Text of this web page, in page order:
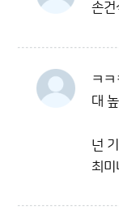
손건
ㅋ
대
넌
최미